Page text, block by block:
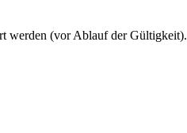
werden (vor Ablauf der Gültigkeit).